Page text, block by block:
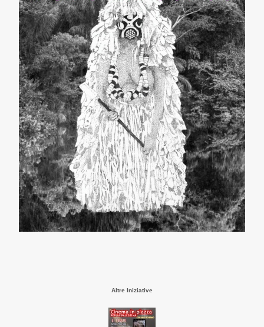
Altre Iniziative